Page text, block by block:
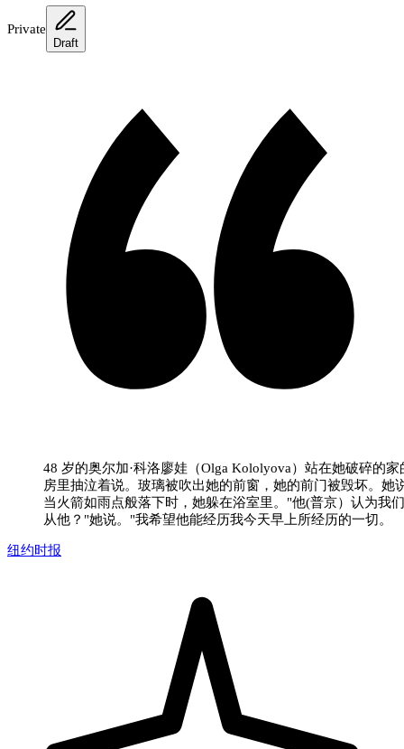
Private
Draft
48 岁的奥尔加·科洛廖娃（Olga Kololyova）站在她破碎的家
房里抽泣着说。玻璃被吹出她的前窗，她的前门被毁坏。她
当火箭如雨点般落下时，她躲在浴室里。"他(普京）认为我
从他？"她说。"我希望他能经历我今天早上所经历的一切。
纽约时报